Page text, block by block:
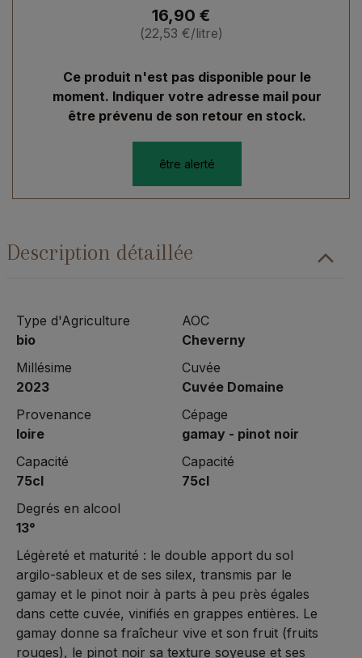
16,90 €
(22,53 €/litre)
Ce produit n'est pas disponible pour le
moment. Indiquer votre adresse mail pour
être prévenu de son retour en stock.
être alerté
Description détaillée
Type d'Agriculture
bio
Millésime
2023
Provenance
loire
Capacité
75cl
Degrés en alcool
13°
AOC
Cheverny
Cuvée
Cuvée Domaine
Cépage
gamay - pinot noir
Capacité
75cl
Légèreté et maturité : le double apport du sol
argilo-sableux et de ses silex, transmis par le
gamay et le pinot noir à parts à peu près égales
dans cette cuvée, vinifiés en grappes entières. Le
gamay donne sa fraîcheur vive et son fruit (fruits
rouges), le pinot noir sa texture soyeuse et ses